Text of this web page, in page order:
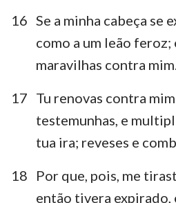
1 2 3 4
16 Se a minha cabeça se
como a um leão feroz;
maravilhas contra mim.
17 Tu renovas contra
testemunhas, e
tua ira; reveses e
18
Por que, pois, me
então tivera expirado,